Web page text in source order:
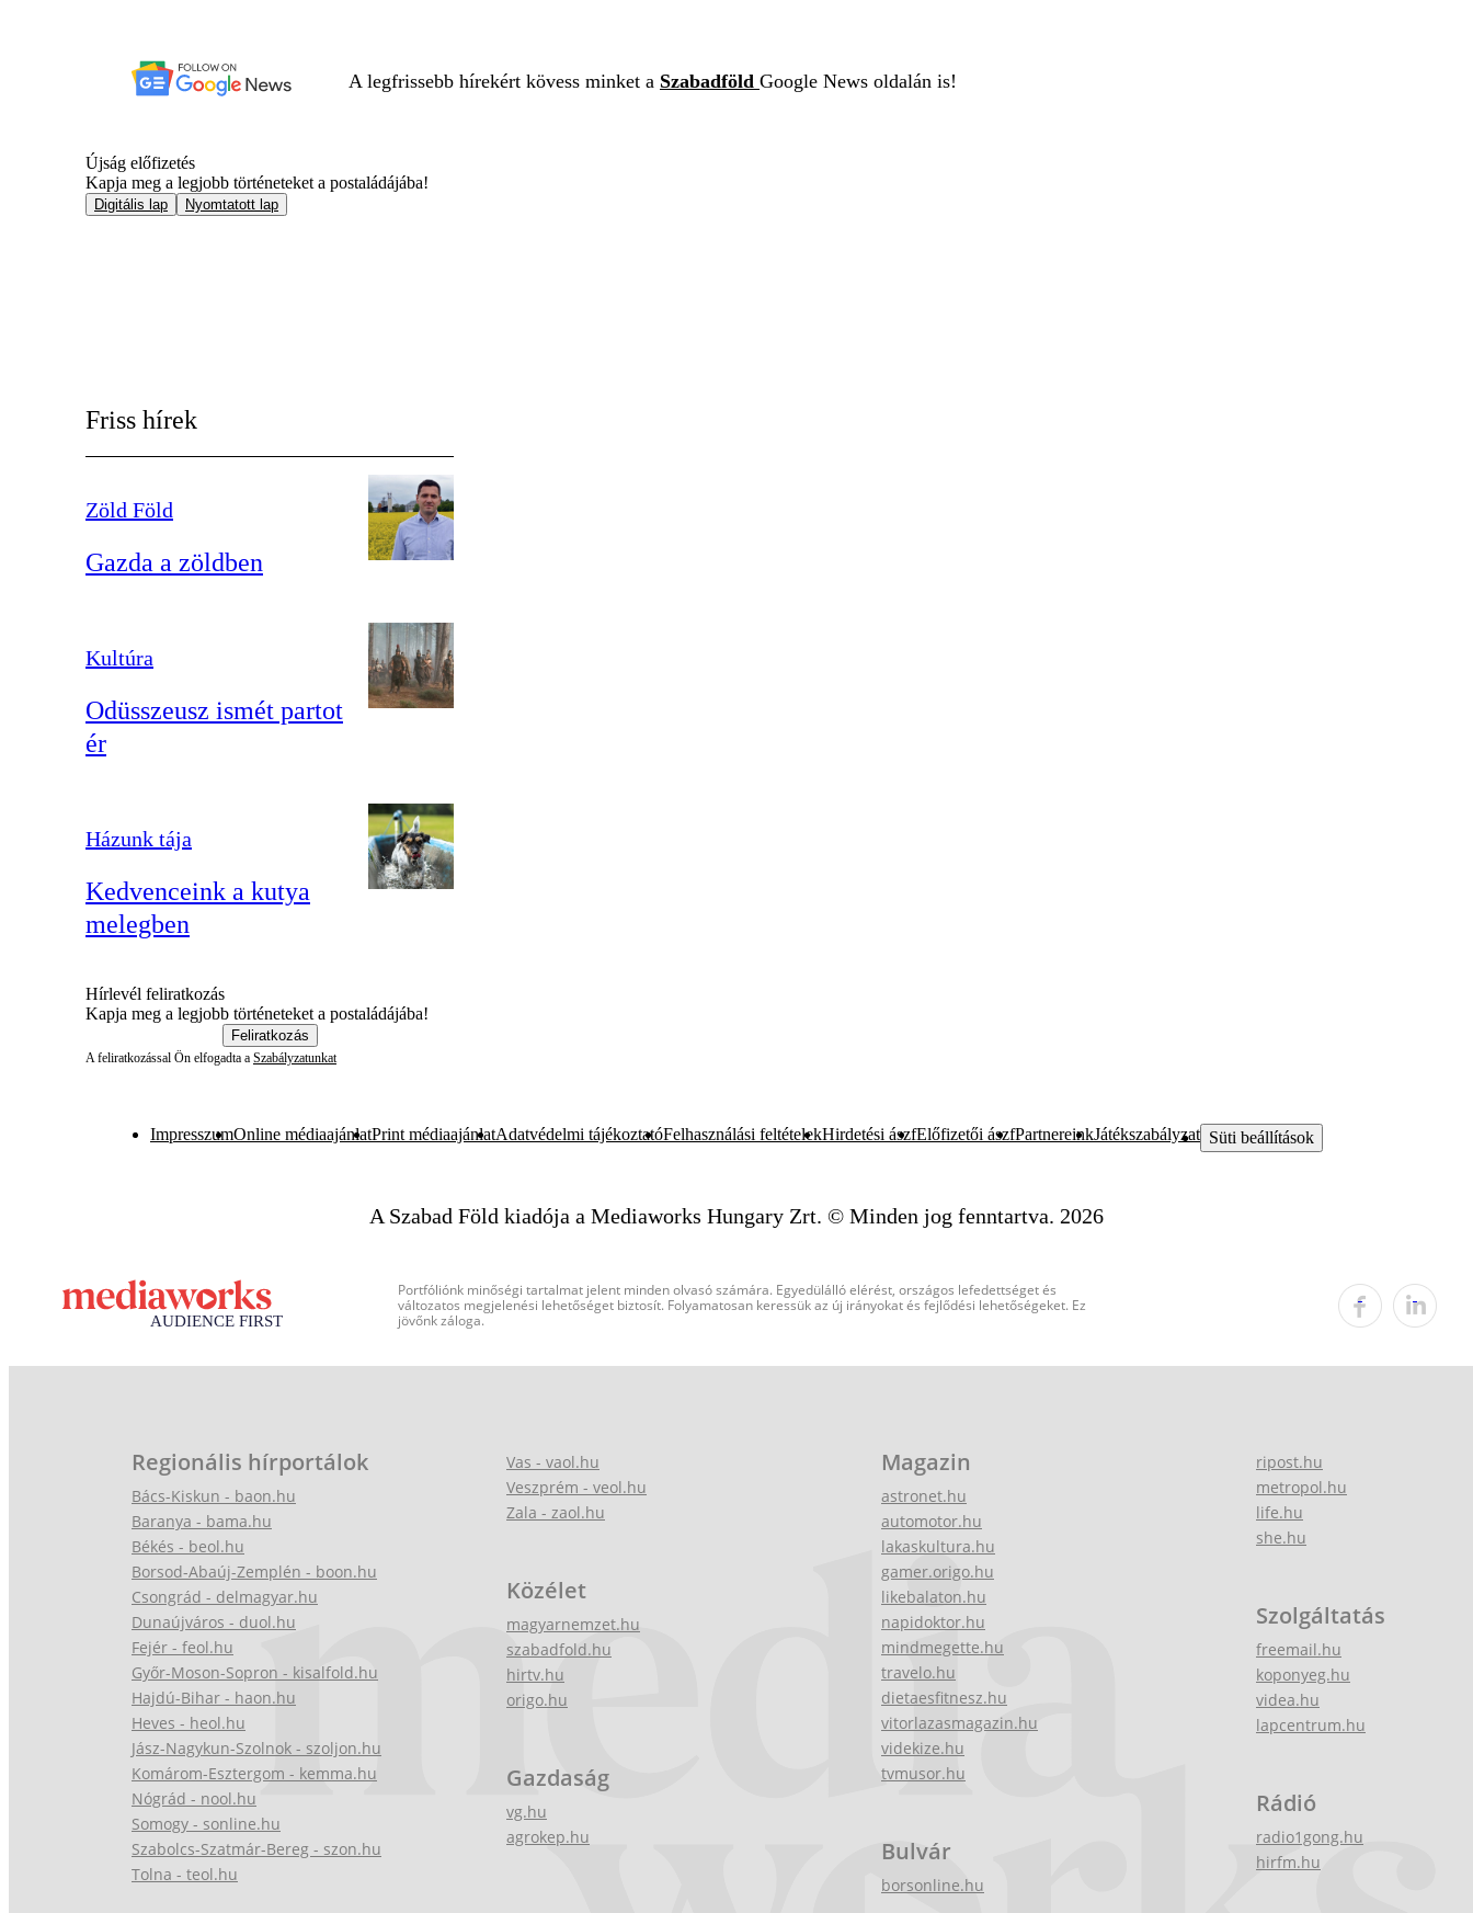
A legfrissebb hírekért kövess minket a Szabadföld Google News oldalán is!
Újság előfizetés
Kapja meg a legjobb történeteket a postaládájába!
Digitális lap Nyomtatott lap
Friss hírek
Zöld Föld
Gazda a zöldben
Kultúra
Odüsszeusz ismét partot
ér
Házunk tája
Kedvenceink a kutya
melegben
Hírlevél feliratkozás
Kapja meg a legjobb történeteket a postaládájába!
Feliratkozás
A feliratkozással Ön elfogadta a Szabályzatunkat
ImpresszumOnline médiaajánlatPrint médiaajánlatAdatvédelmi tájékoztatóFelhasználási feltételekHirdetési ászfElőfizetői ászfPartnereinkJátékszabályzat Süti beállítások
A Szabad Föld kiadója a Mediaworks Hungary Zrt. © Minden jog fenntartva. 2026
Portfóliónk minőségi tartalmat jelent minden olvasó számára. Egyedülálló elérést, országos lefedettséget és
változatos megjelenési lehetőséget biztosít. Folyamatosan keressük az új irányokat és fejlődési lehetőségeket. Ez
jövőnk záloga.
Regionális hírportálok
Bács-Kiskun - baon.hu
Baranya - bama.hu
Békés - beol.hu
Borsod-Abaúj-Zemplén - boon.hu
Csongrád - delmagyar.hu
Dunaújváros - duol.hu
Fejér - feol.hu
Győr-Moson-Sopron - kisalfold.hu
Hajdú-Bihar - haon.hu
Heves - heol.hu
Jász-Nagykun-Szolnok - szoljon.hu
Komárom-Esztergom - kemma.hu
Nógrád - nool.hu
Somogy - sonline.hu
Szabolcs-Szatmár-Bereg - szon.hu
Tolna - teol.hu
Vas - vaol.hu
Veszprém - veol.hu
Zala - zaol.hu
Közélet
magyarnemzet.hu
szabadfold.hu
hirtv.hu
origo.hu
Gazdaság
vg.hu
agrokep.hu
Magazin
astronet.hu
automotor.hu
lakaskultura.hu
gamer.origo.hu
likebalaton.hu
napidoktor.hu
mindmegette.hu
travelo.hu
dietaesfitnesz.hu
vitorlazasmagazin.hu
videkize.hu
tvmusor.hu
Bulvár
borsonline.hu
ripost.hu
metropol.hu
life.hu
she.hu
Szolgáltatás
freemail.hu
koponyeg.hu
videa.hu
lapcentrum.hu
Rádió
radio1gong.hu
hirfm.hu